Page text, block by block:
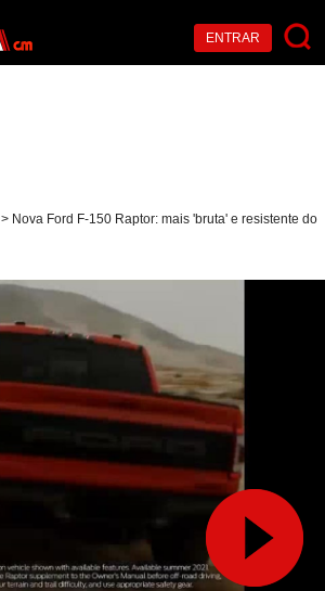
ENTRAR
> Nova Ford F-150 Raptor: mais 'bruta' e resistente do